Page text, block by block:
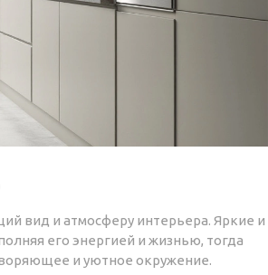
вид и атмосферу интерьера. Яркие и
его энергией и жизнью, тогда
и уютное окружение.